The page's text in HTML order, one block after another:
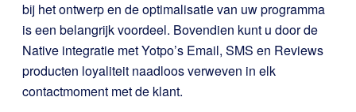
bij het ontwerp en de optimalisatie van uw programma
is een belangrijk voordeel. Bovendien kunt u door de
Native integratie met Yotpo’s Email, SMS en Reviews
producten loyaliteit naadloos verweven in elk
contactmoment met de klant.